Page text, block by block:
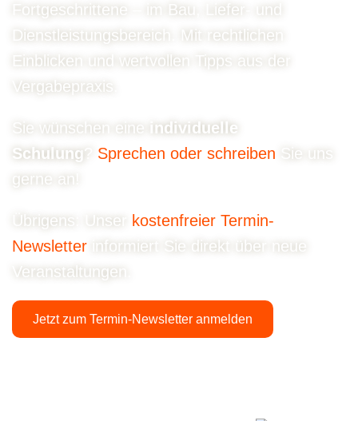
Fortgeschrittene – im Bau, Liefer- und
Dienstleistungsbereich. Mit rechtlichen
Einblicken und wertvollen Tipps aus der
Vergabepraxis.
Sie wünschen eine
individuelle
Schulung ? Sprechen oder schreiben
Sie uns
gerne an!
Übrigens: Unser
kostenfreier Termin-
Newsletter informiert Sie direkt über neue
Veranstaltungen.
Jetzt zum Termin-Newsletter anmelden